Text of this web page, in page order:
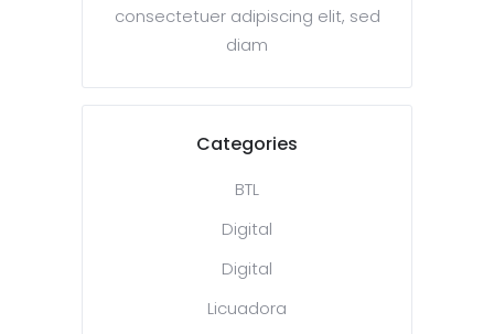
consectetuer adipiscing elit, sed
diam
Categories
BTL
Digital
Digital
Licuadora